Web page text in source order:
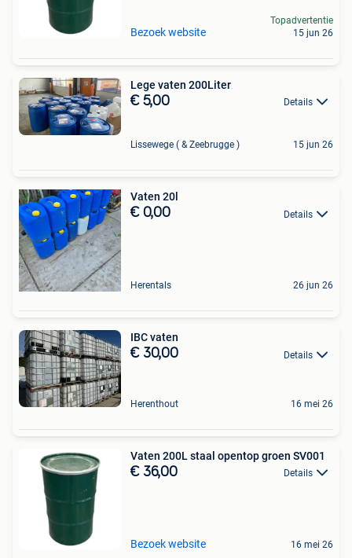
Bezoek website
Topadvertentie
15 jun 26
Lege vaten 200Liter
€ 5,00 Details
Lissewege ( & Zeebrugge ) 15 jun 26
Vaten 20l
€ 0,00 Details
Herentals 26 jun 26
IBC vaten
€ 30,00 Details
Herenthout 16 mei 26
Vaten 200L staal opentop groen SV001
€ 36,00 Details
Bezoek website 16 mei 26